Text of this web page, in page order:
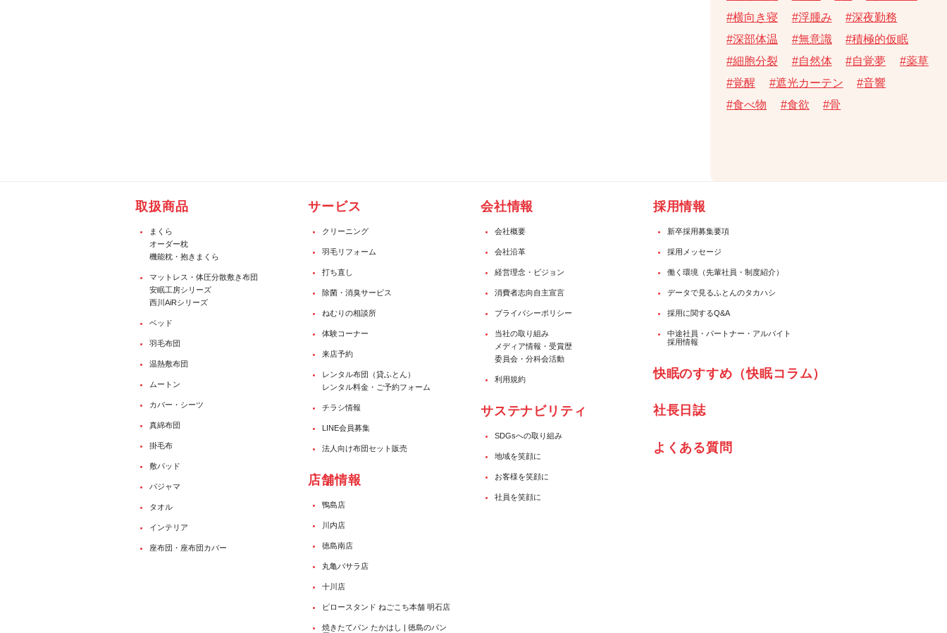
横向き寝
浮腫み
深夜勤務
深部体温
無意識
積極的仮眠
細胞分裂
自然体 自覚夢
薬草
覚醒
遮光カーテン
音響
食べ物
食欲 骨
取扱商品
まくら
オーダー枕
機能枕・抱きまくら
マットレス・体圧分散敷き布団
安眠工房シリーズ
西川AiRシリーズ
ベッド
羽毛布団
温熱敷布団
ムートン
カバー・シーツ
真綿布団
掛毛布
敷パッド
パジャマ
タオル
インテリア
座布団・座布団カバー
サービス
クリーニング
羽毛リフォーム
打ち直し
除菌・消臭サービス
ねむりの相談所
体験コーナー
来店予約
レンタル布団（貸ふとん）
レンタル料金・ご予約フォーム
チラシ情報
LINE会員募集
法人向け布団セット販売
店舗情報
鴨島店
川内店
徳島南店
丸亀バサラ店
十川店
ピロースタンド ねごこち本舗 明石店
焼きたてパン たかはし | 徳島のパン
会社情報
会社概要
会社沿革
経営理念・ビジョン
消費者志向自主宣言
プライバシーポリシー
当社の取り組み
メディア情報・受賞歴
委員会・分科会活動
利用規約
サステナビリティ
SDGsへの取り組み
地域を笑顔に
お客様を笑顔に
社員を笑顔に
採用情報
新卒採用募集要項
採用メッセージ
働く環境（先輩社員・制度紹介）
データで見るふとんのタカハシ
採用に関するQ&A
中途社員・パートナー・アルバイト
採用情報
快眠のすすめ（快眠コラム）
社⾧日誌
よくある質問